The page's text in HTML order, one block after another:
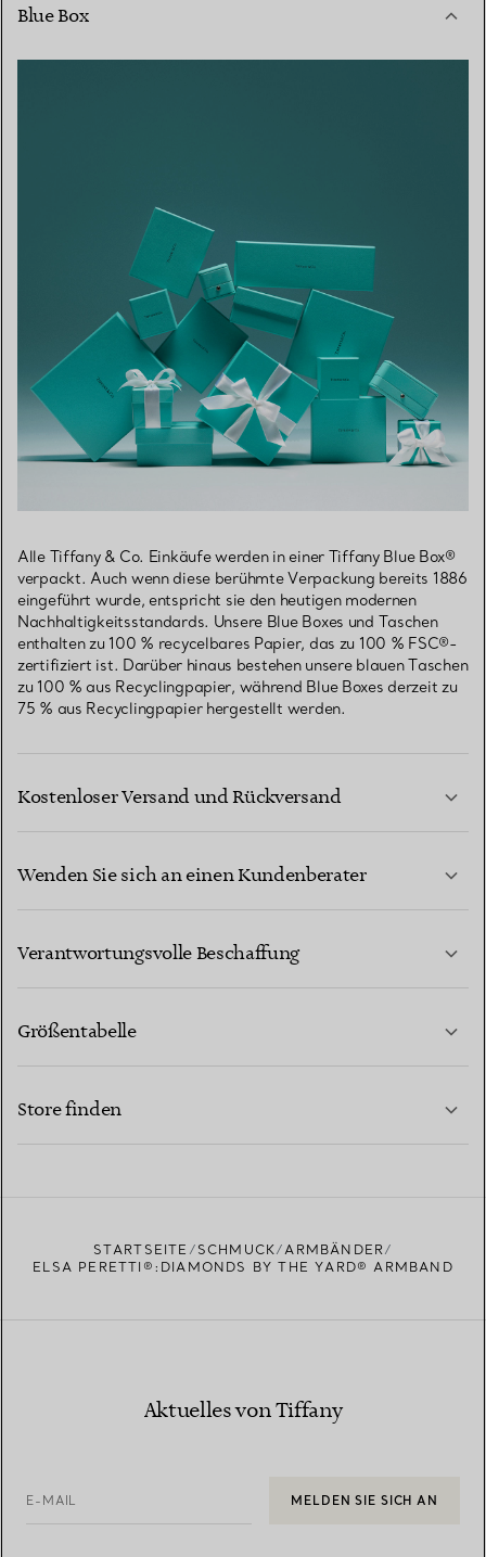
Blue Box
Alle Tiffany & Co. Einkäufe werden in einer Tiffany Blue Box®
verpackt. Auch wenn diese berühmte Verpackung bereits 1886
eingeführt wurde, entspricht sie den heutigen modernen
Nachhaltigkeitsstandards. Unsere Blue Boxes und Taschen
enthalten zu 100 % recycelbares Papier, das zu 100 % FSC®-
zertifiziert ist. Darüber hinaus bestehen unsere blauen Taschen
zu 100 % aus Recyclingpapier, während Blue Boxes derzeit zu
75 % aus Recyclingpapier hergestellt werden.
Kostenloser Versand und Rückversand
Wenden Sie sich an einen Kundenberater
Verantwortungsvolle Beschaffung
Größentabelle
Store finden
STARTSEITE SCHMUCK
ARMBÄNDER
ELSA PERETTI®:DIAMONDS BY THE YARD® ARMBAND
Aktuelles von Tiffany
E-MAIL MELDEN SIE SICH AN